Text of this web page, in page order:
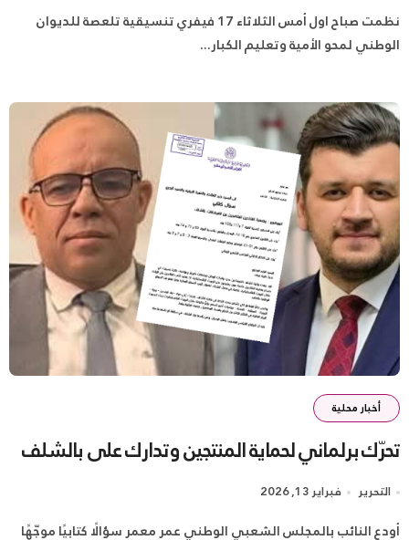
نظمت صباح اول أمس الثلاثاء 17 فيفري تنسيقية تلعصة للديوان
الوطني لمحو الأمية وتعليم الكبار...
أخبار محلية
تحرّك برلماني لحماية المنتجين وتدارك على بالشلف
التحرير فبراير 13, 2026
أودع النائب بالمجلس الشعبي الوطني عمر معمر سؤالًا كتابيًا موجّهًا